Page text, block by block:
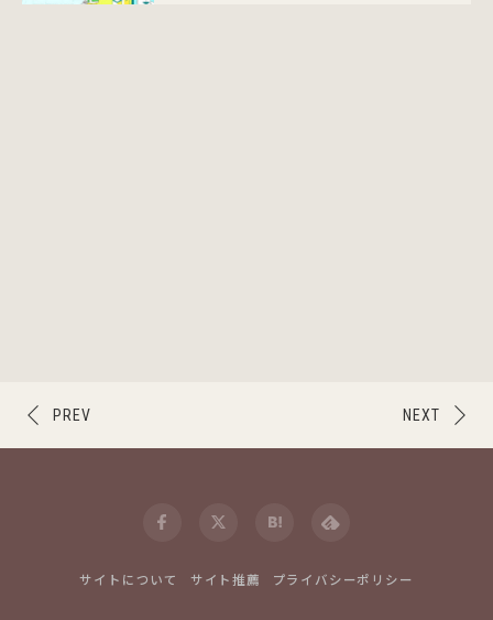
NEXT
PREV
サイトについて サイト推薦 プライバシーポリシー